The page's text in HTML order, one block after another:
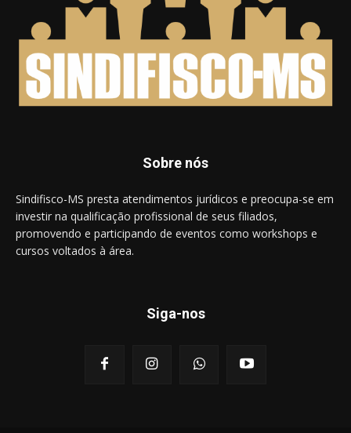
Sobre nós
Sindifisco-MS presta atendimentos jurídicos e preocupa-se em
investir na qualificação profissional de seus filiados,
promovendo e participando de eventos como workshops e
cursos voltados à área.
Siga-nos